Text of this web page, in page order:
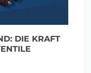
DIE KRAFT